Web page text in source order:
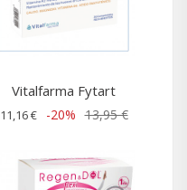
Vitalfarma Fytart
11,16 € -20% 13,95 €